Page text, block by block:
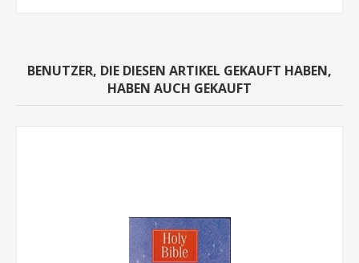
BENUTZER, DIE DIESEN ARTIKEL GEKAUFT HABEN,
HABEN AUCH GEKAUFT